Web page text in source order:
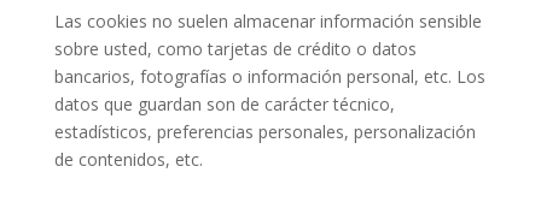
Las cookies no suelen almacenar información sensible
sobre usted, como tarjetas de crédito o datos
bancarios, fotografías o información personal, etc. Los
datos que guardan son de carácter técnico,
estadísticos, preferencias personales, personalización
de contenidos, etc.